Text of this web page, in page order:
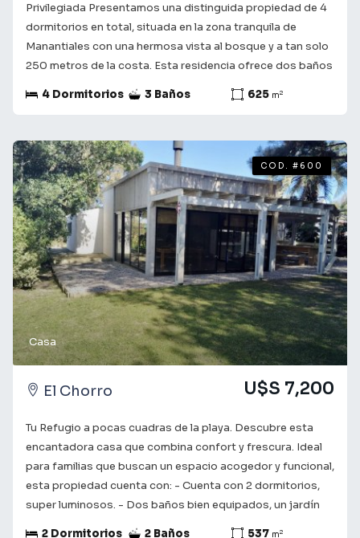
Privilegiada Presentamos una distinguida propiedad de 4
dormitorios en total, situada en la zona tranquila de
Manantiales con una hermosa vista al bosque y a tan solo
250 metros de la costa. Esta residencia ofrece dos baños
funcionalidad y confort. Su estratégica ubicación
centro de Manantiales y todos sus servicios. Distribuida
en dos plantas, con los dormitorios en planta alta y el
living comedor con cocina semi definida abajo. Estufa a
leña, aires en todos sus espacios, parrillero techado que
conecta a un dormitorios con baño propio para visitas o
servicio. Para finalizar la propiedad cuenta con 625m de
terreno donde se encuentran arboles, un fogonero y la
pileta. La propiedad esta totalmente cercada con vecinos
todo el año. *DISPONIBLE PARA ALQUILER DE
TEMPORADA* Consulta con nuestros asesores para
obtener más información y coordinar una visita. Te
acompañamos en el camino a encontrar lo que buscas! ¡Tu
4 Dormitorios 3 Baños 625 m2
Casa
COD. #600
El Chorro U$S 7,200
Tu Refugio a pocas cuadras de la playa. Descubre esta
encantadora casa que combina confort y frescura. Ideal
para familias que buscan un espacio acogedor y funcional,
esta propiedad cuenta con: - Cuenta con 2 dormitorios,
super luminosos. - Dos baños bien equipados, un jardín
2 Dormitorios 2 Baños 537 m2